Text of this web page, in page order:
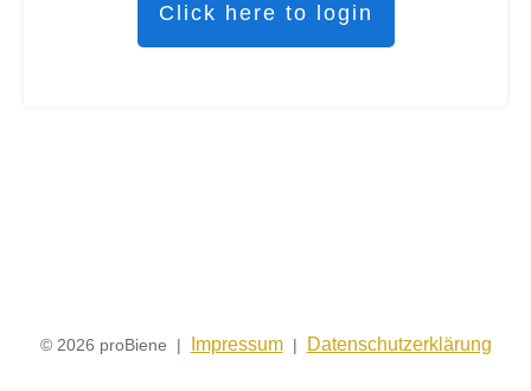
Click here to login
© 2026 proBiene | Impressum| Datenschutzerklärung